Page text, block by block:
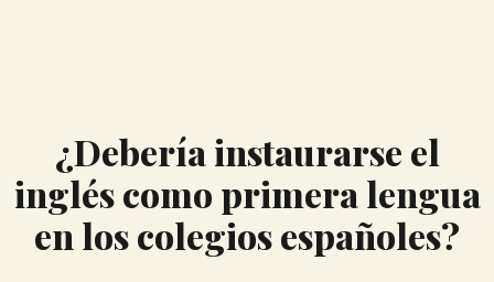
¿Debería instaurarse el
inglés como primera lengua
en los colegios españoles?